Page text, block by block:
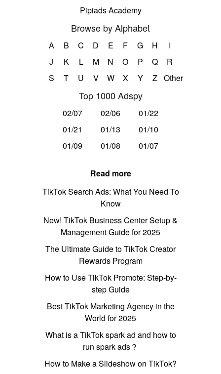
Pipiads Academy
Browse by Alphabet
A B C D E F G H
I
J
K L M N O P Q
R
S
T U V W X Y Z Other
Top 1000 Adspy
02/07 02/06
01/22
01/21
01/13
01/10
01/09
01/08 01/07
Read more
TikTok Search Ads: What You Need To
Know
New! TikTok Business Center Setup &
Management Guide for 2025
The Ultimate Guide to TikTok Creator
Rewards Program
How to Use TikTok Promote: Step-by-
step Guide
Best TikTok Marketing Agency in the
World for 2025
What is a TikTok spark ad and how to
run spark ads？
How to Make a Slideshow on TikTok?